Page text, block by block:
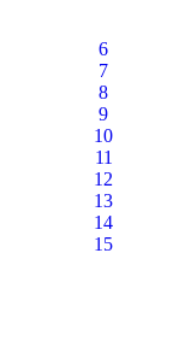
6
7
8
9
10
11
12
13
14
15